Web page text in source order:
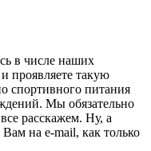
в числе наших
проявляете такую
спортивного питания
Мы обязательно
расскажем. Ну, а
на e-mail, как только